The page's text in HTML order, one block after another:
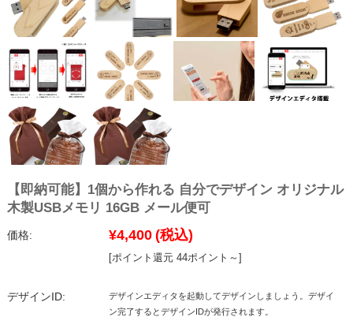
【即納可能】1個から作れる 自分でデザイン オリジナル
木製USBメモリ 16GB メール便可
価格: ¥4,400 (税込)
[ポイント還元 44ポイント～]
デザインID:
デザインエディタを起動してデザインしましょう。デザイ
ン完了するとデザインIDが発行されます。